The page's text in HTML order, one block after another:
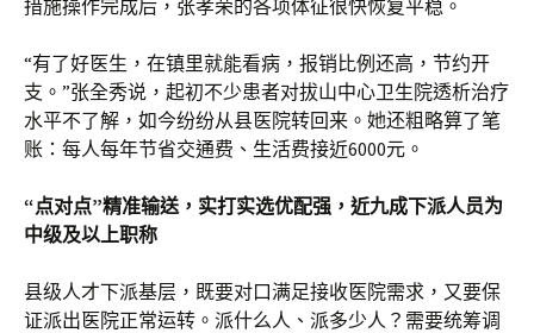
措施操作完成后，张孝荣的各项体征很快恢复平稳。
“有了好医生，在镇里就能看病，报销比例还高，节约开
支。”张全秀说，起初不少患者对拔山中心卫生院透析治疗
水平不了解，如今纷纷从县医院转回来。她还粗略算了笔
账：每人每年节省交通费、生活费接近6000元。
“点对点”精准输送，实打实选优配强，近九成下派人员为
中级及以上职称
县级人才下派基层，既要对口满足接收医院需求，又要保
证派出医院正常运转。派什么人、派多少人？需要统筹调